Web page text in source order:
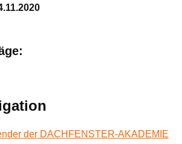
der DACHFENSTER-AKADEMIE